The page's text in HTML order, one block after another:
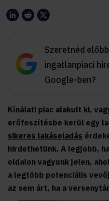
Szeretnéd
ingatlanpiaci
Google-ben?
Kínálati piac alakult ki,
erőfeszítésbe kerül egy
sikeres lakáseladás
hirdethetünk. A legjobb,
oldalon vagyunk jelen,
a legtöbb potenciális
az sem árt, ha a